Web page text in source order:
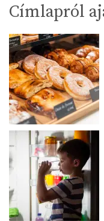
Címlapról